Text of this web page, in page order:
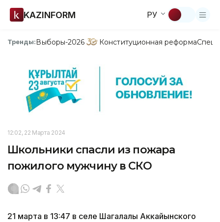
KAZINFORM РУ
Тренды:Выборы-2026 Конституционная реформа
12:02, 22 Марта 2024
Школьники спасли из пожара
пожилого мужчину в СКО
21 марта в 13:47 в селе Шагалалы Аккайынского